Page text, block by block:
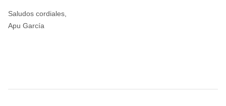
Saludos cordiales,
Apu García